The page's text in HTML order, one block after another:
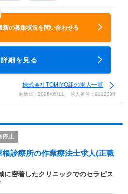
新の募集状況を問い合わせる
詳細を見る
株式会社TOMIYO組の求人一覧
更新日：2026/05/11 求人番号：9112396
停止
根診療所の作業療法士求人(正職
に密着したクリニックでのセラピス